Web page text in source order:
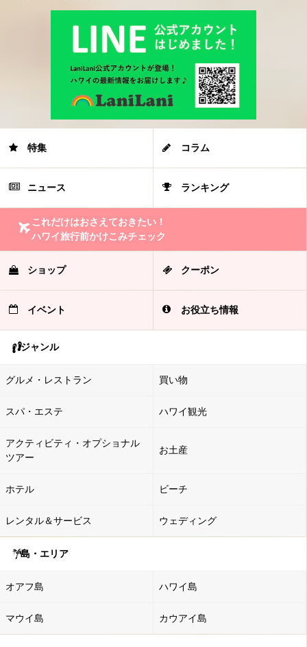
特集 コラム
ニュース ランキング
これだけはおさえておきたい！
ハワイ旅行前かけこみチェック
ショップ クーポン
イベント お役立ち情報
ジャンル
グルメ・レストラン 買い物
スパ・エステ ハワイ観光
アクティビティ・オプショナル
ツアー
お土産
ホテル ビーチ
レンタル＆サービス ウェディング
島・エリア
オアフ島 ハワイ島
マウイ島 カウアイ島